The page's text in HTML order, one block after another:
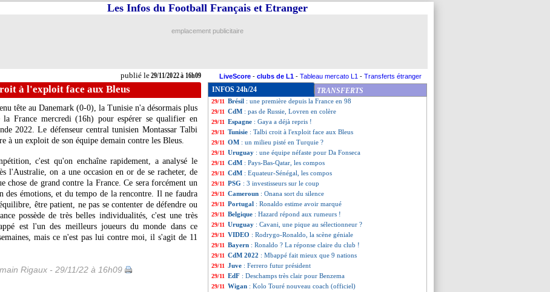
publié le29/11/2022 à 16h09
Les Infos du Football Français et Etranger
emplacement publicitaire
LiveScore - clubs de L1 - Tableau mercato L1 - Transferts étranger
à l'exploit face aux Bleus
tête au Danemark (0-0), la Tunisie n'a désormais plus
France mercredi (16h) pour espérer se qualifier en
2022. Le défenseur central tunisien Montassar Talbi
à un exploit de son équipe demain contre les Bleus.
c'est qu'on enchaîne rapidement, a analysé le
l'Australie, on a une occasion en or de se racheter, de
chose de grand contre la France. Ce sera forcément un
des émotions, et du tempo de la rencontre. Il ne faudra
être patient, ne pas se contenter de défendre ou
possède de très belles individualités, c'est une très
est l'un des meilleurs joueurs du monde dans ce
mais ce n'est pas lui contre moi, il s'agit de 11
Rigaux - 29/11/22 à 16h09
INFOS 24h/24 TRANSFERTS
29/11 CdM: le Qatar, un bilan inédit...
29/11 Sénégal
29/11 CdM: Equateur 1-2 Sénégal (fini)
29/11 CdM: Pays-Bas 2-0 Qatar (fini)
29/11 Brésil : une première depuis la France en 98
29/11 CdM : pas de Russie, Lovren en colère
29/11 Espagne : Gaya a déjà repris !
29/11 Tunisie : Talbi croit à l'exploit face aux Bleus
29/11 OM : un milieu pisté en Turquie ?
29/11 Uruguay : une équipe néfaste pour Da Fonseca
29/11 CdM : Pays-Bas-Qatar, les compos
29/11 CdM : Equateur-Sénégal, les compos
29/11 PSG : 3 investisseurs sur le coup
29/11 Cameroun : Onana sort du silence
29/11 Portugal : Ronaldo estime avoir marqué
29/11 Belgique : Hazard répond aux rumeurs !
29/11 Uruguay : Cavani, une pique au sélectionneur ?
29/11 VIDEO : Rodrygo-Ronaldo, la scène géniale
29/11 Bayern : Ronaldo ? La réponse claire du club !
29/11 CdM 2022 : Mbappé fait mieux que 9 nations
29/11 Juve : Ferrero futur président
29/11 EdF : Deschamps très clair pour Benzema
29/11 Wigan : Kolo Touré nouveau coach (officiel)